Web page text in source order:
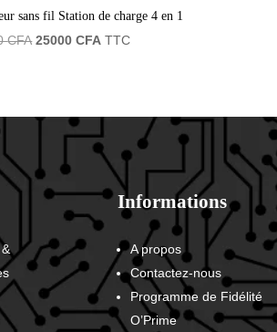
sans fil Station de charge 4 en 1
CFA Le
29900 CFA.
25000CFA Le
25000 CFA.
TTC
Informations
A propos
Contactez-nous
Programme de Fidélité
O’Prime